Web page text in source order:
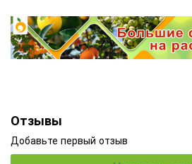
Отзывы
Добавьте первый отзыв